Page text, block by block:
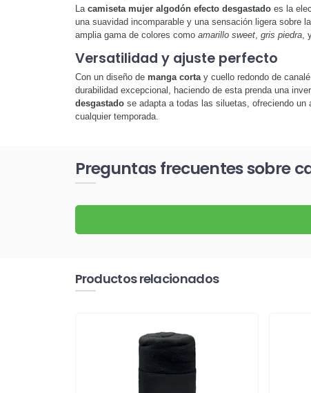
La camiseta mujer algodón efecto desgastadoes la
una suavidad incomparable y una sensación ligera sobre
amplia gama de colores como amarillo sweet, gris piedra,
Versatilidad y ajuste perfecto
Con un diseño de manga cortay cuello redondo de
durabilidad excepcional, haciendo de esta prenda una
desgastadose adapta a todas las siluetas, ofreciendo un
cualquier temporada.
Preguntas frecuentes sobre
Productos relacionados